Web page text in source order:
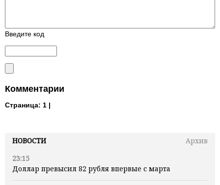
НОВОСТИ
Архив
23:15
Доллар превысил 82 рубля впервые с марта
Введите код
Комментарии
Страница: 1 |